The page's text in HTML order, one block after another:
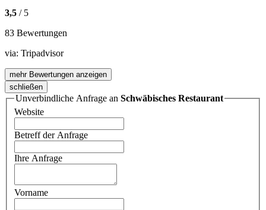
3,5 / 5
83 Bewertungen
via: Tripadvisor
mehr Bewertungen anzeigen
schließen
Unverbindliche Anfrage an Schwäbisches Restaurant
Website
Betreff der Anfrage
Ihre Anfrage
Vorname